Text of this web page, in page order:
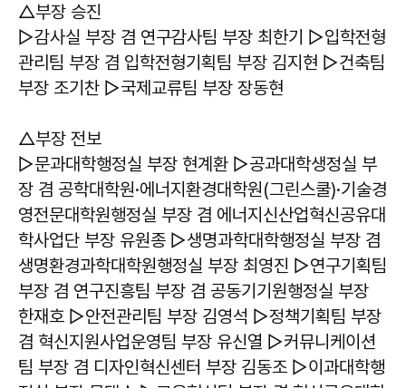
△부장 승진
▷감사실 부장 겸 연구감사팀 부장 최한기 ▷입학전형
관리팀 부장 겸 입학전형기획팀 부장 김지현 ▷건축팀
부장 조기찬 ▷국제교류팀 부장 장동현
△부장 전보
▷문과대학행정실 부장 현계환 ▷공과대학생정실 부
장 겸 공학대학원·에너지환경대학원(그린스쿨)·기술경
영전문대학원행정실 부장 겸 에너지신산업혁신공유대
학사업단 부장 유원종 ▷생명과학대학행정실 부장 겸
생명환경과학대학원행정실 부장 최영진 ▷연구기획팀
부장 겸 연구진흥팀 부장 겸 공동기기원행정실 부장
한재호 ▷안전관리팀 부장 김영석 ▷정책기획팀 부장
겸 혁신지원사업운영팀 부장 유신열 ▷커뮤니케이션
팀 부장 겸 디자인혁신센터 부장 김동조 ▷이과대학행